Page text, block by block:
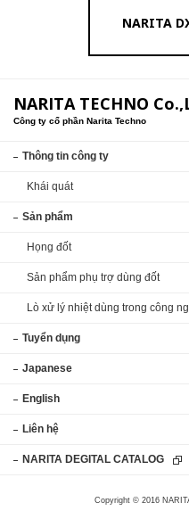
NARITA
NARITA TECHNO
Công ty cổ phần Narita Techno
Thông tin công ty
Khái quát
Sản phẩm
Họng đốt
Sản phẩm phụ trợ dùng đốt
Lò xử lý nhiệt dùng trong công
Tuyển dụng
Japanese
English
Liên hệ
NARITA DEGITAL CATALOG
Copyright © 2016